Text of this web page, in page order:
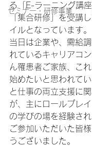
セミナー・研修事業
る「E-ラーニング講座
「集合研修」を受講
イルとなっています。
当日は企業や、需給
れているキャリアコ
ん罹患者ご家族、こ
始めたいと思われて
と仕事の両立支援に
が、主にロールプレ
の学びの場を経験され
ご参加いただいた皆
うございました。